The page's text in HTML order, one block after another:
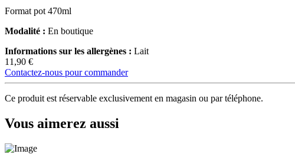
Format pot 470ml
Modalité : En boutique
Informations sur les allergènes : Lait
11,90 €
Contactez-nous pour commander
Ce produit est réservable exclusivement en magasin ou par téléphone.
Vous aimerez aussi